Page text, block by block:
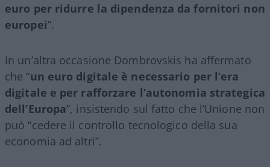
euro per ridurre la dipendenza da fornitori non
europei”.
In un’altra occasione Dombrovskis ha affermato
che “un euro digitale è necessario per l’era
digitale e per rafforzare l’autonomia strategica
dell’Europa”, insistendo sul fatto che l’Unione non
può “cedere il controllo tecnologico della sua
economia ad altri”.